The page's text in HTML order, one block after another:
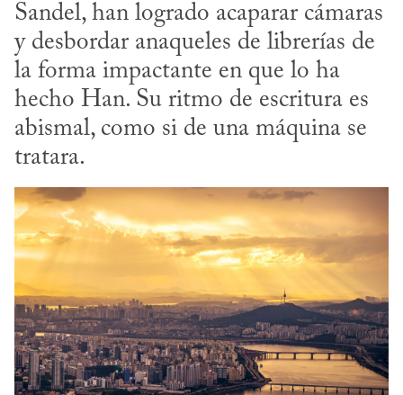
Sandel, han logrado acaparar cámaras
y desbordar anaqueles de librerías de
la forma impactante en que lo ha
hecho Han. Su ritmo de escritura es
abismal, como si de una máquina se
tratara.